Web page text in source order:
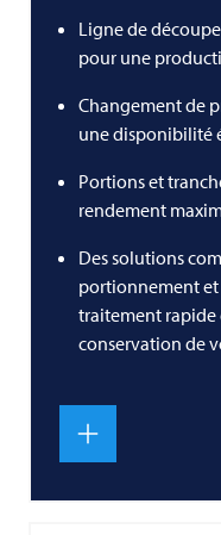
Ligne de
pour une
Changement de
une disponibilité
Portions et
rendement
Des solutions
portionnement
traitement rapide
conservation de